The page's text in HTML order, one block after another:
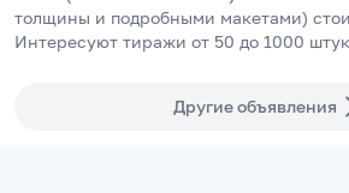
толщины и подробными макетами)
Интересуют тиражи от 50 до 1000
Другие объявления